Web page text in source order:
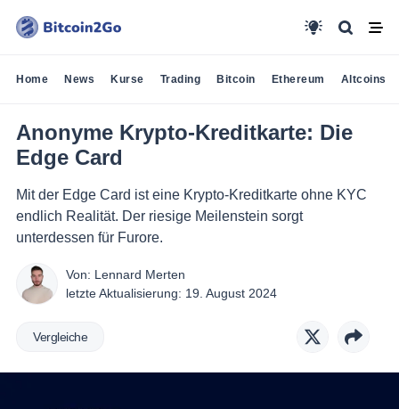
Home News Kurse Trading Bitcoin Ethereum Altcoins
Anonyme Krypto-Kreditkarte: Die
Edge Card
Mit der Edge Card ist eine Krypto-Kreditkarte ohne KYC
endlich Realität. Der riesige Meilenstein sorgt
unterdessen für Furore.
Von: Lennard Merten
letzte Aktualisierung: 19. August 2024
Vergleiche